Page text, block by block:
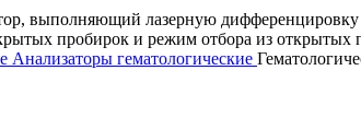
Анализаторы гематологические